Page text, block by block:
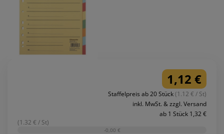
1,12 €
Staffelpreis ab 20 Stück(1.12 € / St)
inkl. MwSt. & zzgl. Versand
ab 1 Stück 1,32 €
(1.32 € / St)
-0,00 €